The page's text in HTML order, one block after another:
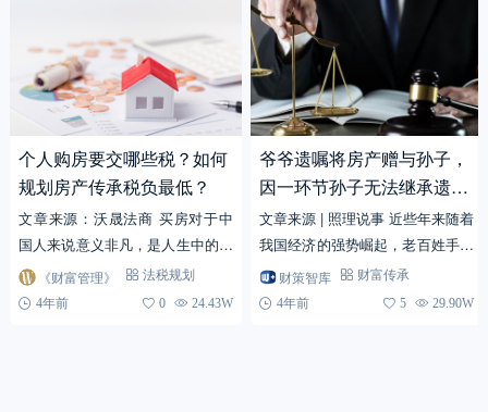
个人购房要交哪些税？如何
规划房产传承税负最低？
文章来源：沃晟法商 买房对于中
国人来说意义非凡，是人生中的一
件大事，尤其是对于购房刚需的家
庭来说，房子本身还带有家的属
《财富管理》
法税规划
4年前
0 24.43W
爷爷遗嘱将房产赠与孙子，
因一环节孙子无法继承遗嘱
公证也不行
文章来源 | 照理说事 近些年来随着
我国经济的强势崛起，老百姓手里
的钱越来越多，我们终于有了财产
的概念。说实话倒退几十年，我们
财策智库
财富传承
4年前
5 29.90W